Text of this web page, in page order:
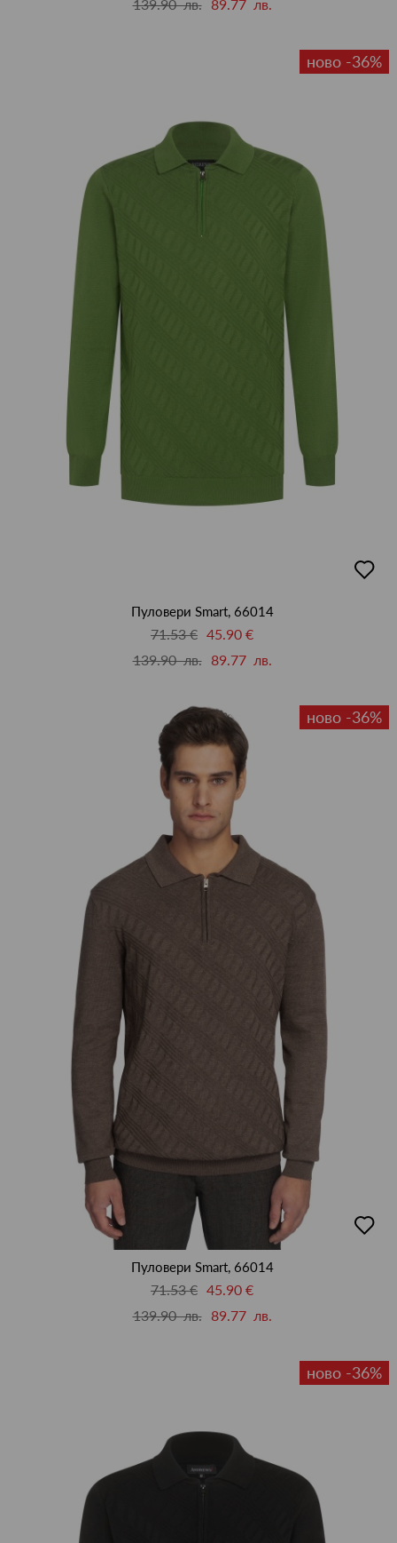
139.90 лв.
89.77 лв.
ново -36%
в
Пуловери Smart, 66014
71.53 € 45.90 €
139.90 лв.
89.77 лв.
ново -36%
в
Пуловери Smart, 66014
71.53 € 45.90 €
139.90 лв.
89.77 лв.
ново -36%